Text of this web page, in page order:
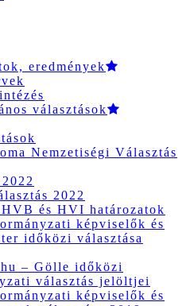
eredmények
választások
Nemzetiségi Választás
2022
és HVI határozatok
képviselők és
időközi választása
– Gölle időközi
választás jelöltjei
képviselők és